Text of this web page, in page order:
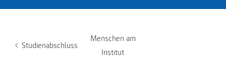
Studienabschluss
Menschen am
Institut